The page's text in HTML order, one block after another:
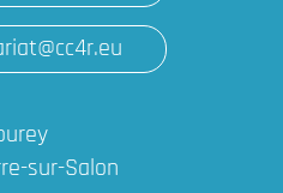
sur-Salon